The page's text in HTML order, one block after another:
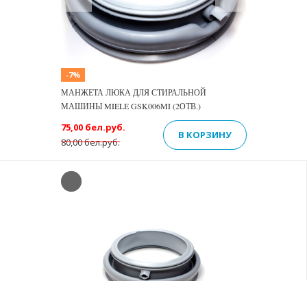
-7%
МАНЖЕТА ЛЮКА ДЛЯ СТИРАЛЬНОЙ
МАШИНЫ MIELE GSK006MI (2ОТВ.)
80,00 бел.руб.
75,00 бел.руб.
В КОРЗИНУ